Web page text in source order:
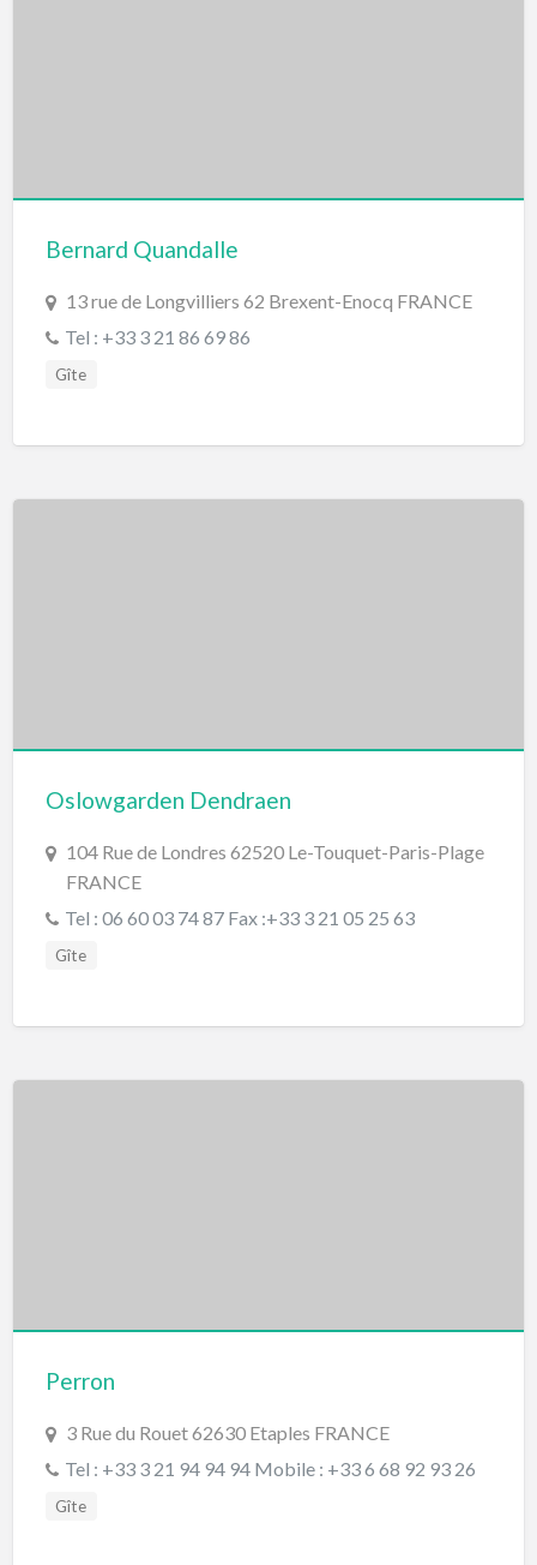
Bernard Quandalle
13 rue de Longvilliers 62 Brexent-Enocq FRANCE
Tel : +33 3 21 86 69 86
Gîte
Oslowgarden Dendraen
104 Rue de Londres 62520 Le-Touquet-Paris-Plage
FRANCE
Tel : 06 60 03 74 87 Fax :+33 3 21 05 25 63
Gîte
Perron
3 Rue du Rouet 62630 Etaples FRANCE
Tel : +33 3 21 94 94 94 Mobile : +33 6 68 92 93 26
Gîte